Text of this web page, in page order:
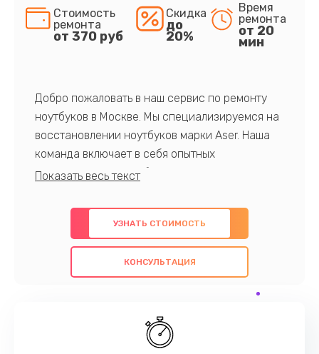
Стоимость
ремонта
от 370 руб
Скидка
до
20%
Время
ремонта
от 20
мин
Добро пожаловать в наш сервис по ремонту
ноутбуков в Москве. Мы специализируемся на
восстановлении ноутбуков марки Aser. Наша
команда включает в себя опытных
профессионалов с обширными знаниями и
предлагаем быстрый и качественный ремонт с
использованием оригинальных компонентов, а
также гарантируем качество всех
проведенных работ. Наша цель - предоставить
наилучшим образом. Не медлите записаться на
УЗНАТЬ СТОИМОСТЬ
КОНСУЛЬТАЦИЯ